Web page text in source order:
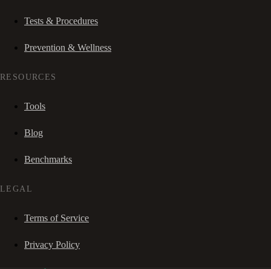
Tests & Procedures
Prevention & Wellness
RESOURCES
Tools
Blog
Benchmarks
LEGAL
Terms of Service
Privacy Policy